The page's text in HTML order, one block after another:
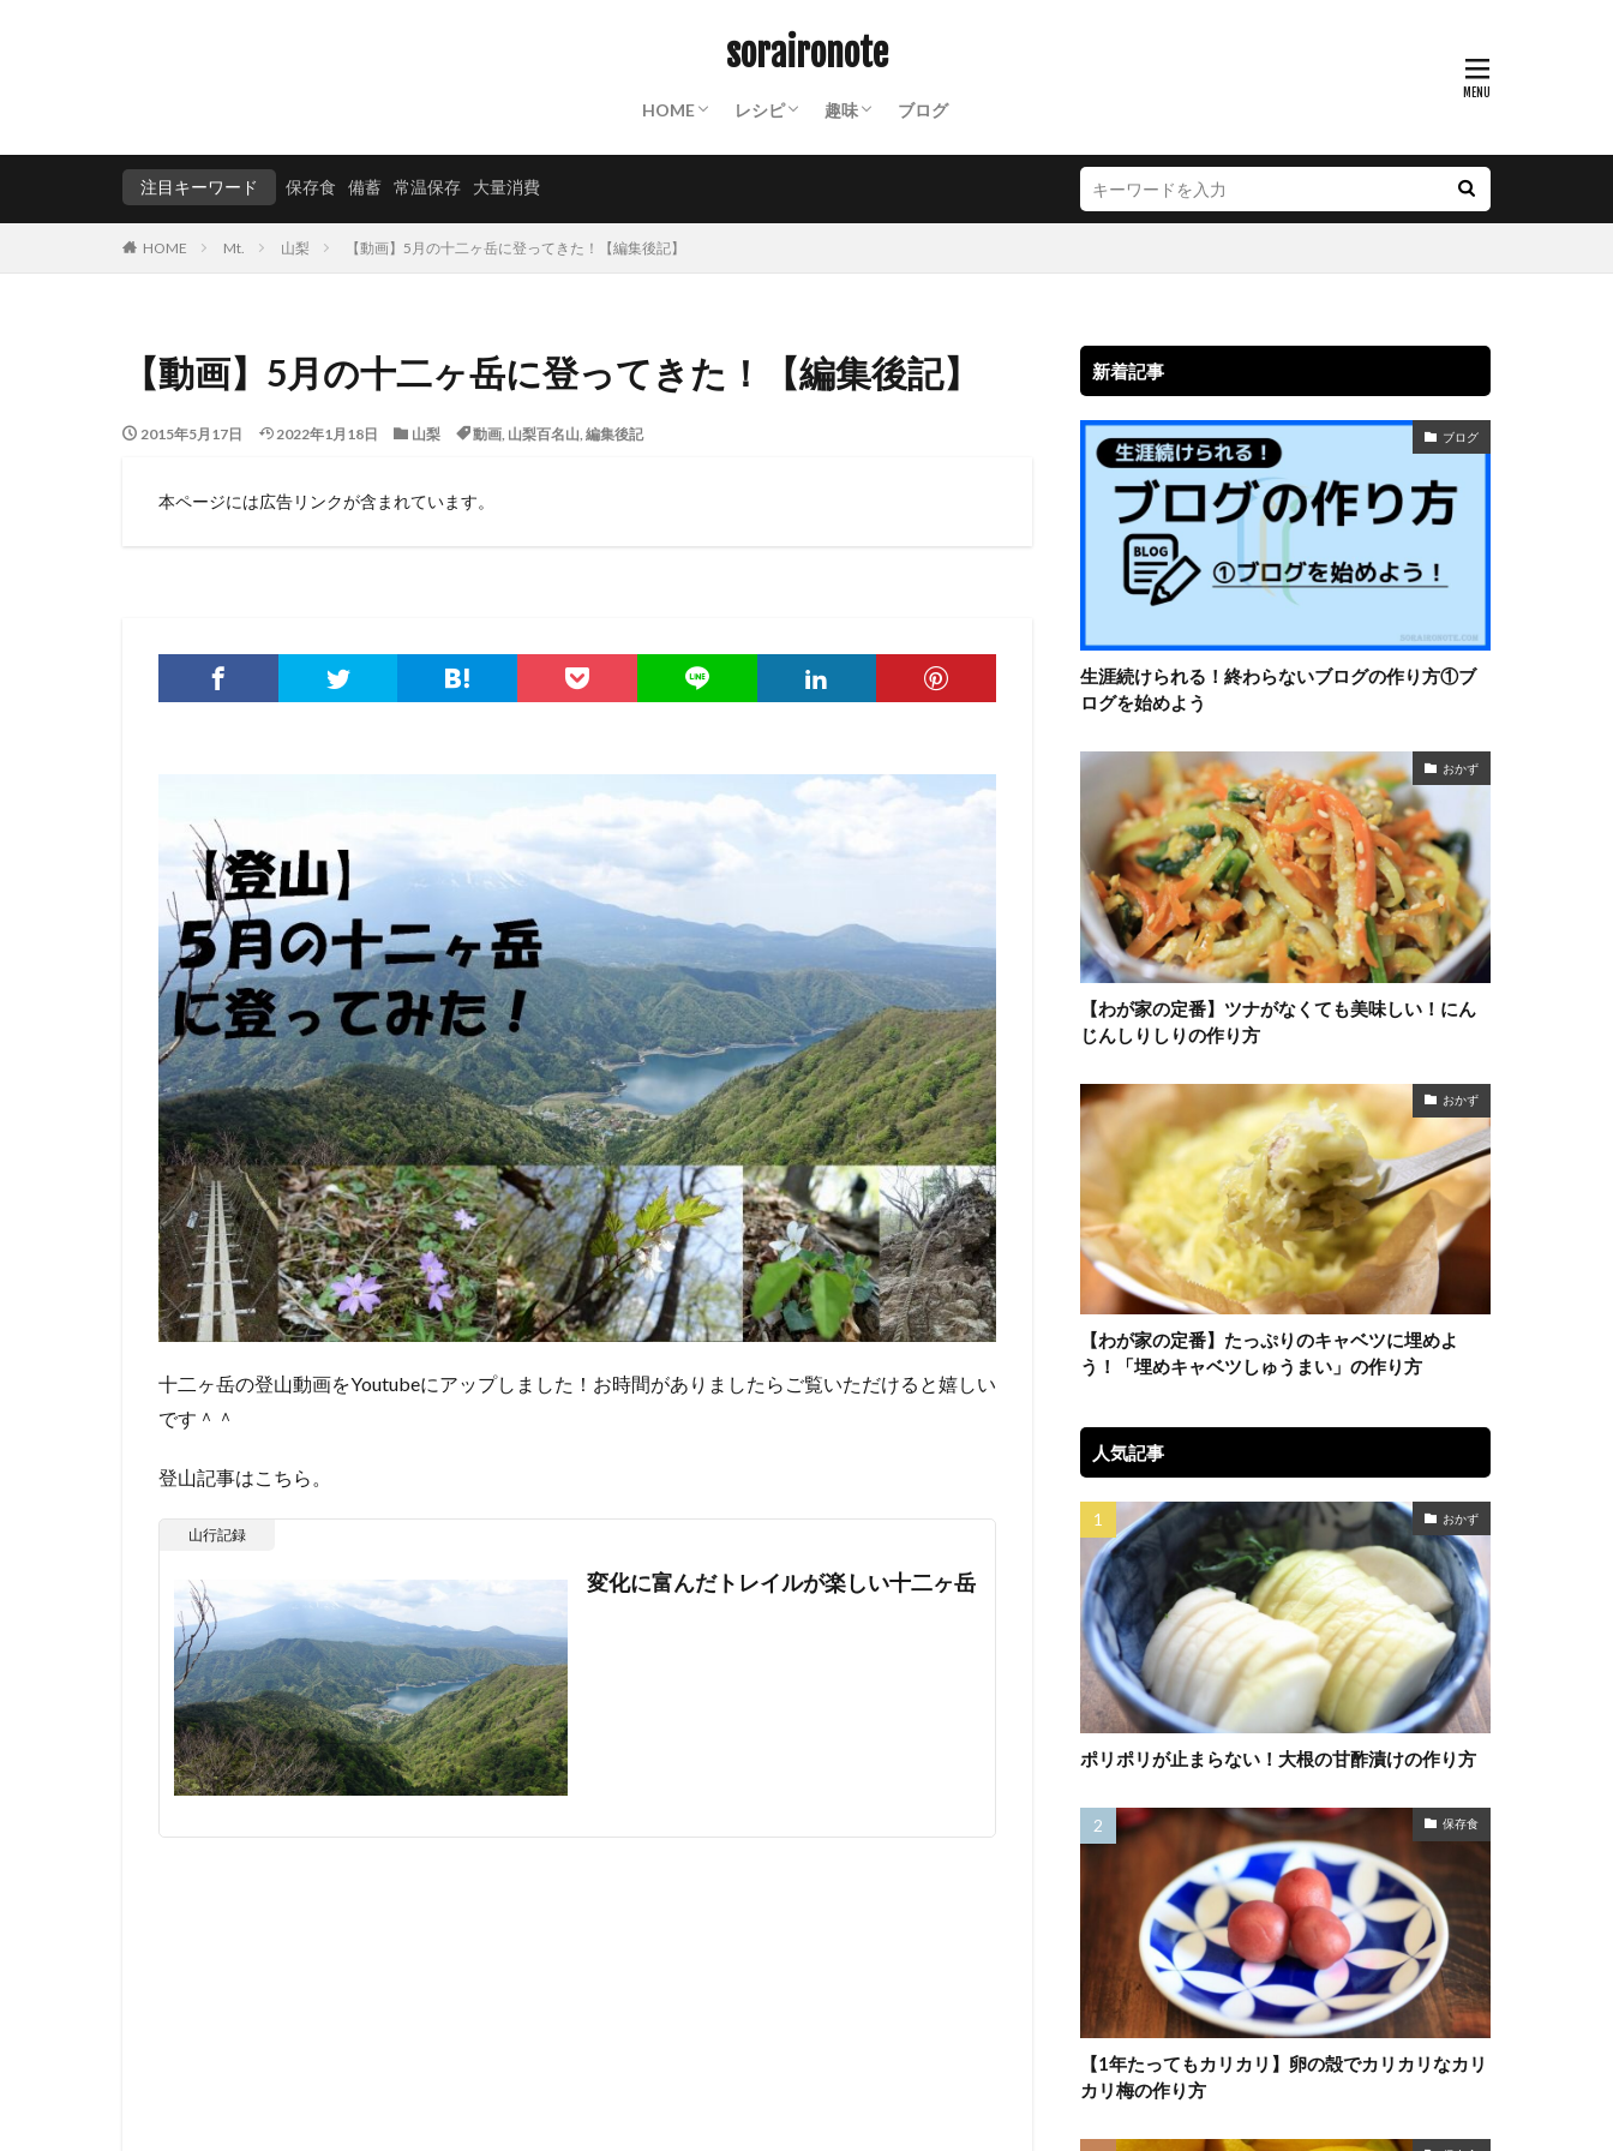
soraironote
HOME
ABOUT
終活ノート
備蓄ノート：常温保存食材リスト
防災ノート：防災グッズリスト
保存食カレンダー
動画撮影機材
山装備一覧
レシピ
保存食
パスタ
クスクス
ご飯もの
パン
おかず
スイーツ
麺類
飲み物
世界の料理
粉もの
調味料
インスタント
山ごはん
趣味
Mt.
沼津散策
お遍路
PHOTO
週末百姓生活
NOTES
ブログ
注目キーワード 保存食 備蓄 常温保存 大量消費
HOME Mt. 山梨 【動画】5月の十二ヶ岳に登ってきた！【編集後記】
【動画】5月の十二ヶ岳に登ってきた！【編集後記】
2015年5月17日 2022年1月18日 山梨 動画, 山梨百名山, 編集後記
本ページには広告リンクが含まれています。
十二ヶ岳の登山動画をYoutubeにアップしました！お時間がありましたらご覧いただけると嬉しい
です＾＾
登山記事はこちら。
山行記録
変化に富んだトレイルが楽しい十二ヶ岳
新着記事
ブログ
生涯続けられる！終わらないブログの作り方①ブ
ログを始めよう
おかず
【わが家の定番】ツナがなくても美味しい！にん
じんしりしりの作り方
おかず
【わが家の定番】たっぷりのキャベツに埋めよ
う！「埋めキャベツしゅうまい」の作り方
人気記事
おかず
ポリポリが止まらない！大根の甘酢漬けの作り方
保存食
【1年たってもカリカリ】卵の殻でカリカリなカリ
カリ梅の作り方